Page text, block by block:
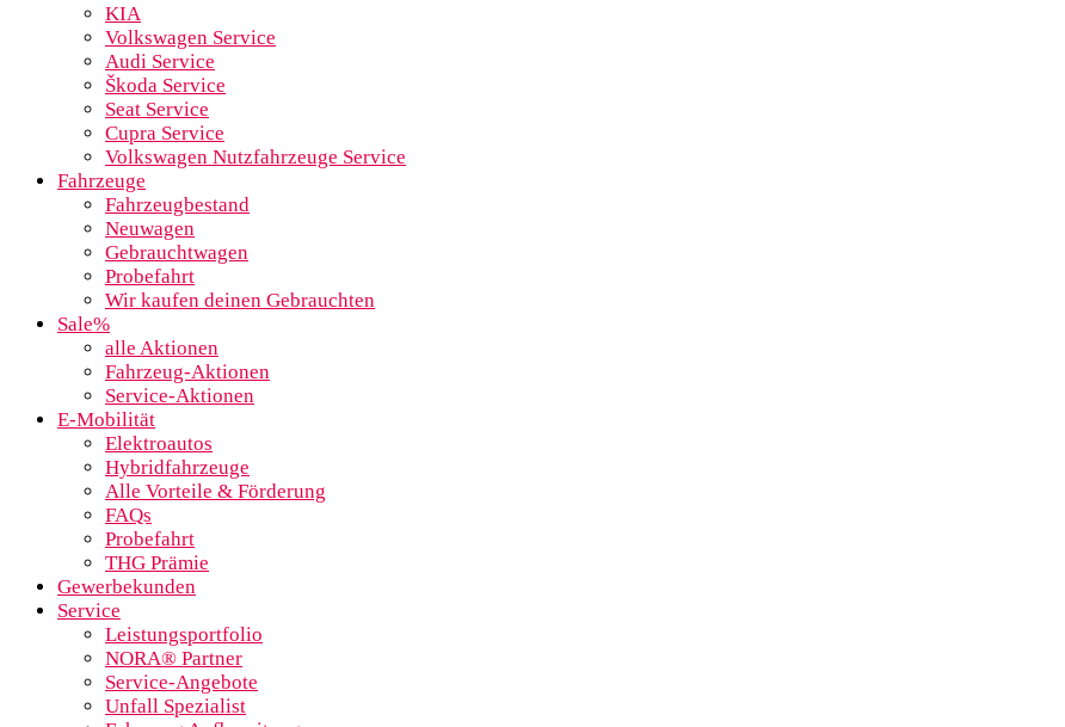
KIA
Volkswagen Service
Audi Service
Škoda Service
Seat Service
Cupra Service
Volkswagen Nutzfahrzeuge Service
Fahrzeuge
Fahrzeugbestand
Neuwagen
Gebrauchtwagen
Probefahrt
Wir kaufen deinen Gebrauchten
Sale%
alle Aktionen
Fahrzeug-Aktionen
Service-Aktionen
E-Mobilität
Elektroautos
Hybridfahrzeuge
Alle Vorteile & Förderung
FAQs
Probefahrt
THG Prämie
Gewerbekunden
Service
Leistungsportfolio
NORA® Partner
Service-Angebote
Unfall Spezialist